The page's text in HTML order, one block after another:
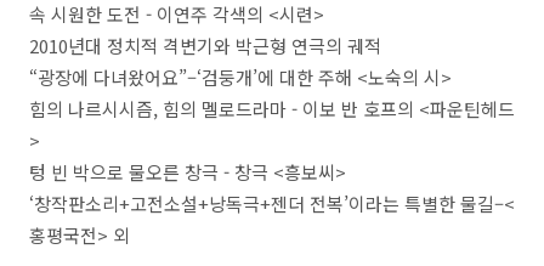
속 시원한 도전 - 이연주 각색의 <시련>
2010년대 정치적 격변기와 박근형 연극의 궤적
“광장에 다녀왔어요”–‘검둥개’에 대한 주해 <노숙의 시>
힘의 나르시시즘, 힘의 멜로드라마- 이보 반 호프의 <파운틴헤드
>
텅 빈 박으로 물오른 창극 - 창극 <흥보씨>
‘창작판소리+고전소설+낭독극+젠더 전복’이라는 특별한 물길–<
홍평국전> 외